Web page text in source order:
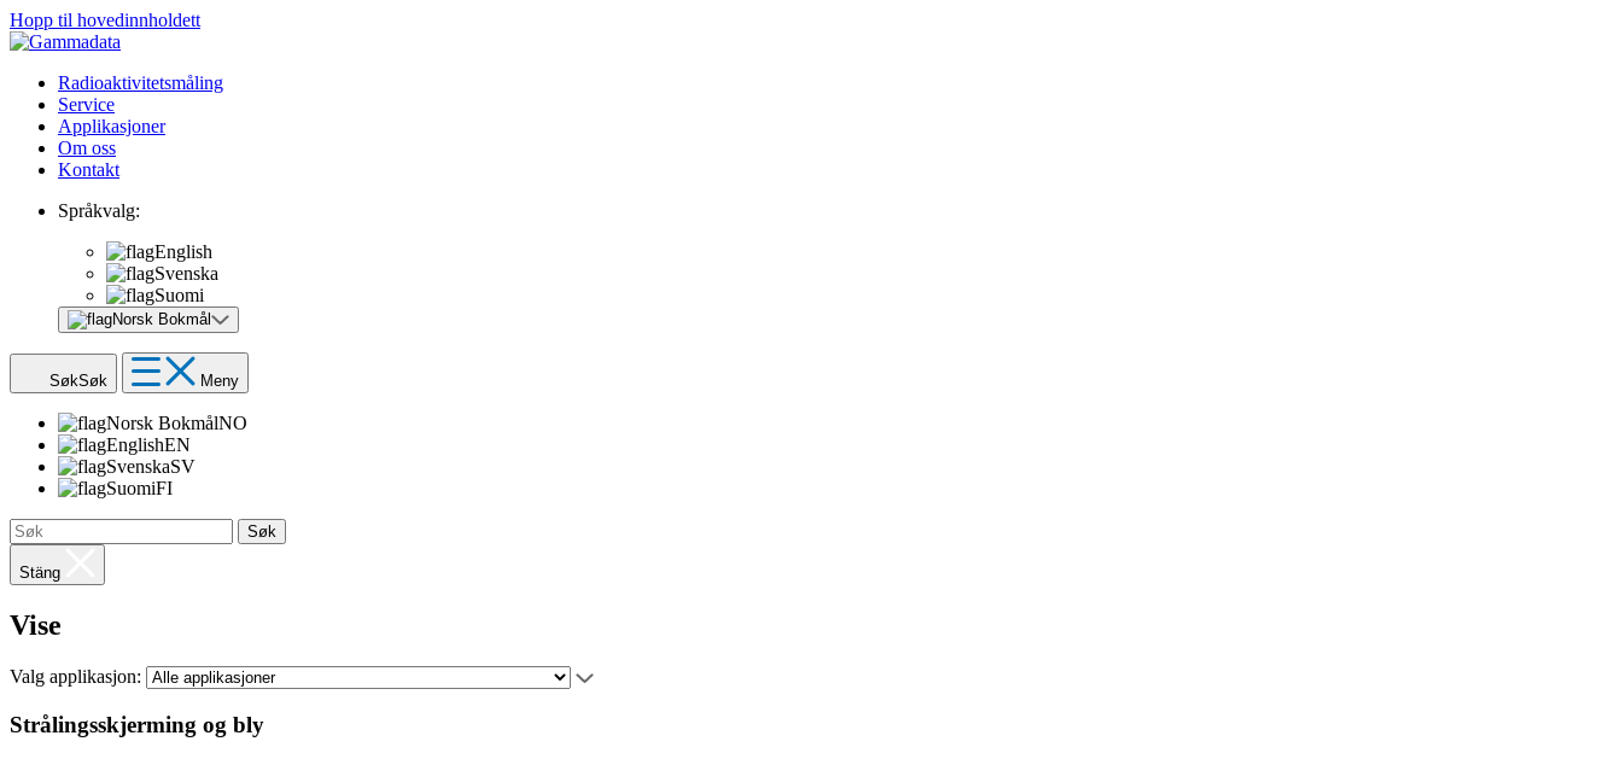
Hopp til hovedinnholdett
Radioaktivitetsmåling
Service
Applikasjoner
Om oss
Kontakt
Språkvalg:
English
Svenska
Suomi
Norsk Bokmål
SøkSøk Meny
Norsk BokmålNO
EnglishEN
SvenskaSV
SuomiFI
Søk
Stäng
Vise
Valg applikasjon:
Strålingsskjerming og bly